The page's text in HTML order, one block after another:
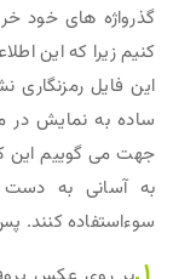
گذرواژه های خود
کنیم زیرا که این
این فایل
ساده به نمایش در
جهت می گوییم این
به آسانی به دست
سوءاستفاده کنند.